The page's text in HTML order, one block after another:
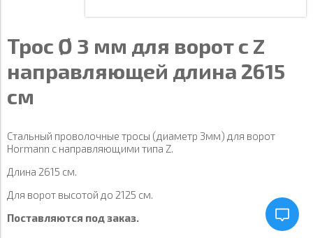
Трос Ø 3 мм для ворот с Z
направляющей длина 2615
см
Стальный проволочные тросы (диаметр 3мм) для ворот
Hormann с направляющими типа Z.
Длина 2615 см.
Для ворот высотой до 2125 см.
Поставляются под заказ.